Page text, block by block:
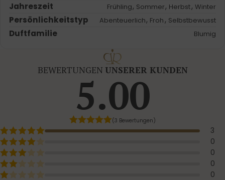
Jahreszeit Frühling, Sommer, Herbst, Winter
Persönlichkeitstyp Abenteuerlich, Froh , Selbstbewusst
Duftfamilie Blumig
BEWERTUNGEN UNSERER KUNDEN
5.00
(3 Bewertungen)
3
0
0
0
0